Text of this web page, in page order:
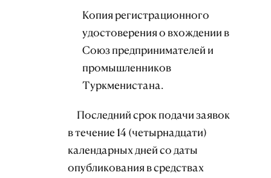
Копия регистрационного
удостоверения о вхождении в
Союз предпринимателей и
промышленников
Туркменистана.
Последний срок подачи заявок
в течение 14 (четырнадцати)
календарных дней со даты
опубликования в средствах